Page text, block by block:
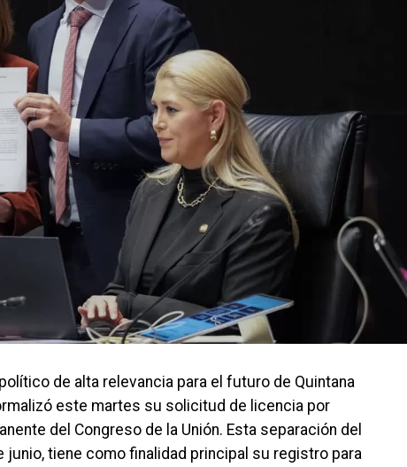
de alta relevancia para el futuro de Quintana
este martes su solicitud de licencia por
del Congreso de la Unión. Esta separación del
tiene como finalidad principal su registro para